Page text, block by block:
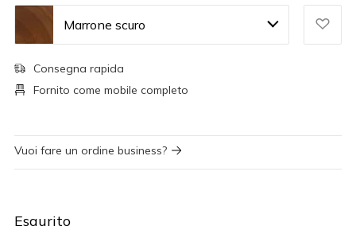
Marrone scuro
Consegna rapida
Fornito come mobile completo
Vuoi fare un ordine business?
Esaurito